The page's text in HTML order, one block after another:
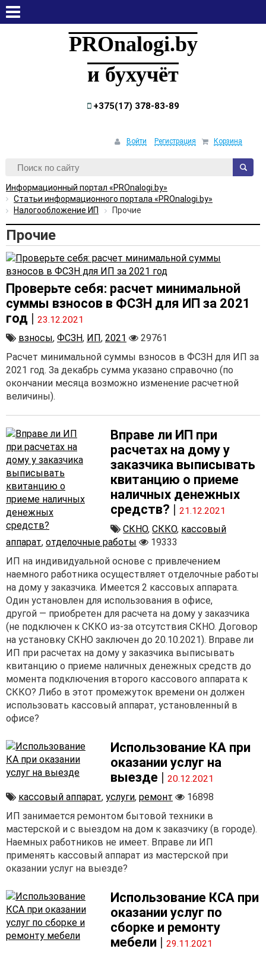
PROnalogi.by
и бухучёт
+375(17) 378-83-89
Войти Регистрация Корзина
Информационный портал «PROnalogi.by»
Статьи информационного портала «PROnalogi.by»
Налогообложение ИП
Прочие
Прочие
Проверьте себя: расчет минимальной
суммы взносов в ФСЗН для ИП за 2021
год | 23.12.2021
взносы, ФСЗН, ИП, 2021
29761
Расчет минимальной суммы взносов в ФСЗН для ИП за
2021 год. За декабрь сумма указано справочно (по
окончании месяца возможно изменение расчетной
величины).
Вправе ли ИП при
расчетах на дому у
заказчика выписывать
квитанцию о приеме
наличных денежных
средств? |21.12.2021
СКНО,СККО, кассовый
аппарат, отделочные работы
19333
ИП на индивидуальной основе с привлечением
наемного работника осуществляет отделочные работы
на дому у заказчика. Имеется 2 кассовых аппарата.
Один установлен для использования в офисе,
другой — приобретен для расчета на дому у заказчика
(не подключен к СККО из-за отсутствия СКНО. Договор
на установку СКНО заключен до 20.10.2021). Вправе ли
ИП при расчетах на дому у заказчика выписывать
квитанцию о приеме наличных денежных средств до
момента подключения второго кассового аппарата к
СККО? Либо в этот промежуток времени он должен
использовать кассовый аппарат, установленный в
офисе?
Использование КА при
оказании услуг на
выезде |20.12.2021
кассовый аппарат, услуги, ремонт
16898
ИП занимается ремонтом бытовой техники в
мастерской и с выездом на дом к заказчику (в городе).
Наемных работников не имеет. Вправе ли ИП
применять кассовый аппарат из мастерской при
оказании услуг на выезде?
Использование КСА при
оказании услуг по
сборке и ремонту
мебели |29.11.2021